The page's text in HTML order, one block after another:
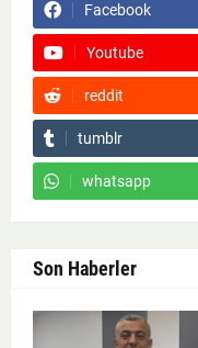
Facebook
Youtube
reddit
tumblr
whatsapp
Son Haberler